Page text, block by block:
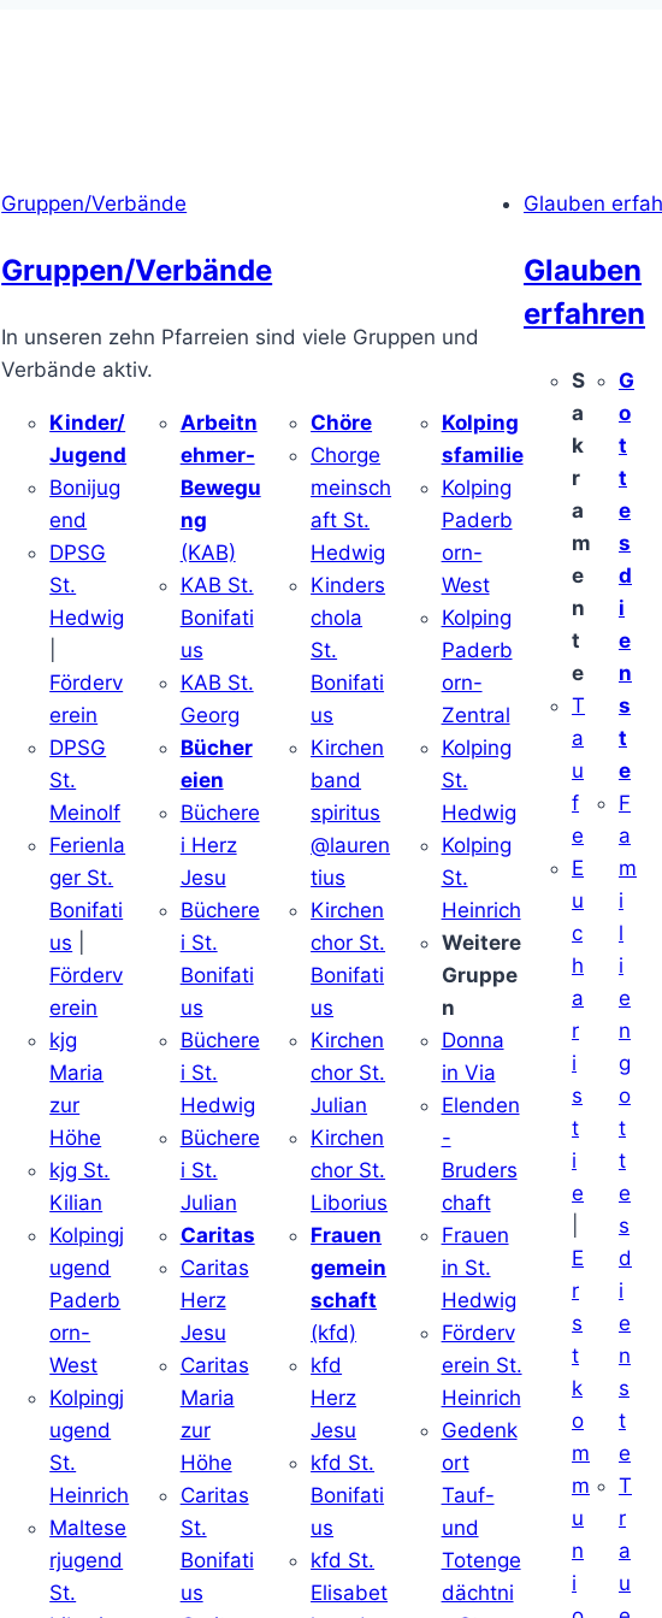
Gruppen/Verbände
Gruppen/Verbände
In unseren zehn Pfarreien sind viele Gruppen und
Verbände aktiv.
Kinder/
Jugend
Bonijug
end
DPSG
St.
Hedwig
Förderv
erein
DPSG
St.
Meinolf
Ferienla
ger St.
Bonifati
us
Förderv
erein
kjg
Maria
zur
Höhe
kjg St.
Kilian
Kolpingj
ugend
Paderb
orn-
West
Kolpingj
ugend
St.
Heinrich
Maltese
rjugend
St.
Arbeitn
ehmer-
Bewegu
ng
(KAB)
KAB St.
Bonifati
us
KAB St.
Georg
Bücher
eien
Büchere
i Herz
Jesu
Büchere
i St.
Bonifati
us
Büchere
i St.
Hedwig
Büchere
i St.
Julian
Caritas
Caritas
Herz
Jesu
Caritas
Maria
zur
Höhe
Caritas
St.
Bonifati
us
Chöre
Chorge
meinsch
aft St.
Hedwig
Kinders
chola
St.
Bonifati
us
Kirchen
band
spiritus
@lauren
tius
Kirchen
chor St.
Bonifati
us
Kirchen
chor St.
Julian
Kirchen
chor St.
Liborius
Frauen
gemein
schaft
(kfd)
kfd
Herz
Jesu
kfd St.
Bonifati
us
kfd St.
Elisabet
Kolping
sfamilie
Kolping
Paderb
orn-
West
Kolping
Paderb
orn-
Zentral
Kolping
St.
Hedwig
Kolping
St.
Heinrich
Weitere
Gruppe
n
Donna
in Via
Elenden
-
Bruders
chaft
Frauen
in St.
Hedwig
Förderv
erein St.
Heinrich
Gedenk
ort
Tauf-
und
Totenge
dächtni
Glauben
Glauben
erfahren
S
a
k
r
a
m
e
n
t
e
T
a
u
f
e
E
u
c
h
a
r
i
s
t
i
e
E
r
s
t
k
o
m
m
u
n
i
G
o
t
t
e
s
d
i
e
n
s
t
e
F
a
m
i
l
i
e
n
g
o
t
t
e
s
d
i
e
n
s
t
e
T
r
a
u